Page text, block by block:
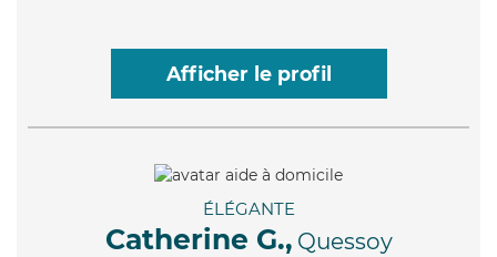
Afficher le profil
ÉLÉGANTE
Catherine G., Quessoy